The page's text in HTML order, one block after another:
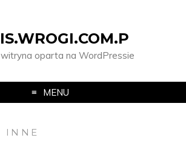
oparta na WordPressie
MENU
INNE